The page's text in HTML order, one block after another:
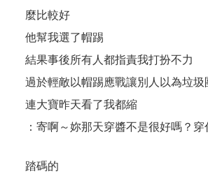
麼比較好
他幫我選了帽踢
結果事後所有人都指責我打扮不力
過於輕敵以帽踢應戰讓別人以為垃圾
連大寶昨天看了我都縮
：寄啊～妳那天穿醬不是很好嗎？
踏碼的